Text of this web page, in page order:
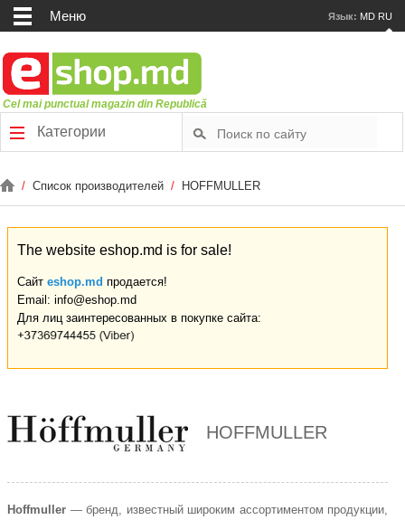
Меню Язык: MD RU
Cel mai punctual magazin din Republică
Категории
/ Список производителей / HOFFMULLER
The website eshop.md is for sale!
Сайт eshop.md продается!
Email: info@eshop.md
Для лиц заинтересованных в покупке сайта:
HOFFMULLER
Hoffmuller — бренд, известный широким ассортиментом продукции,